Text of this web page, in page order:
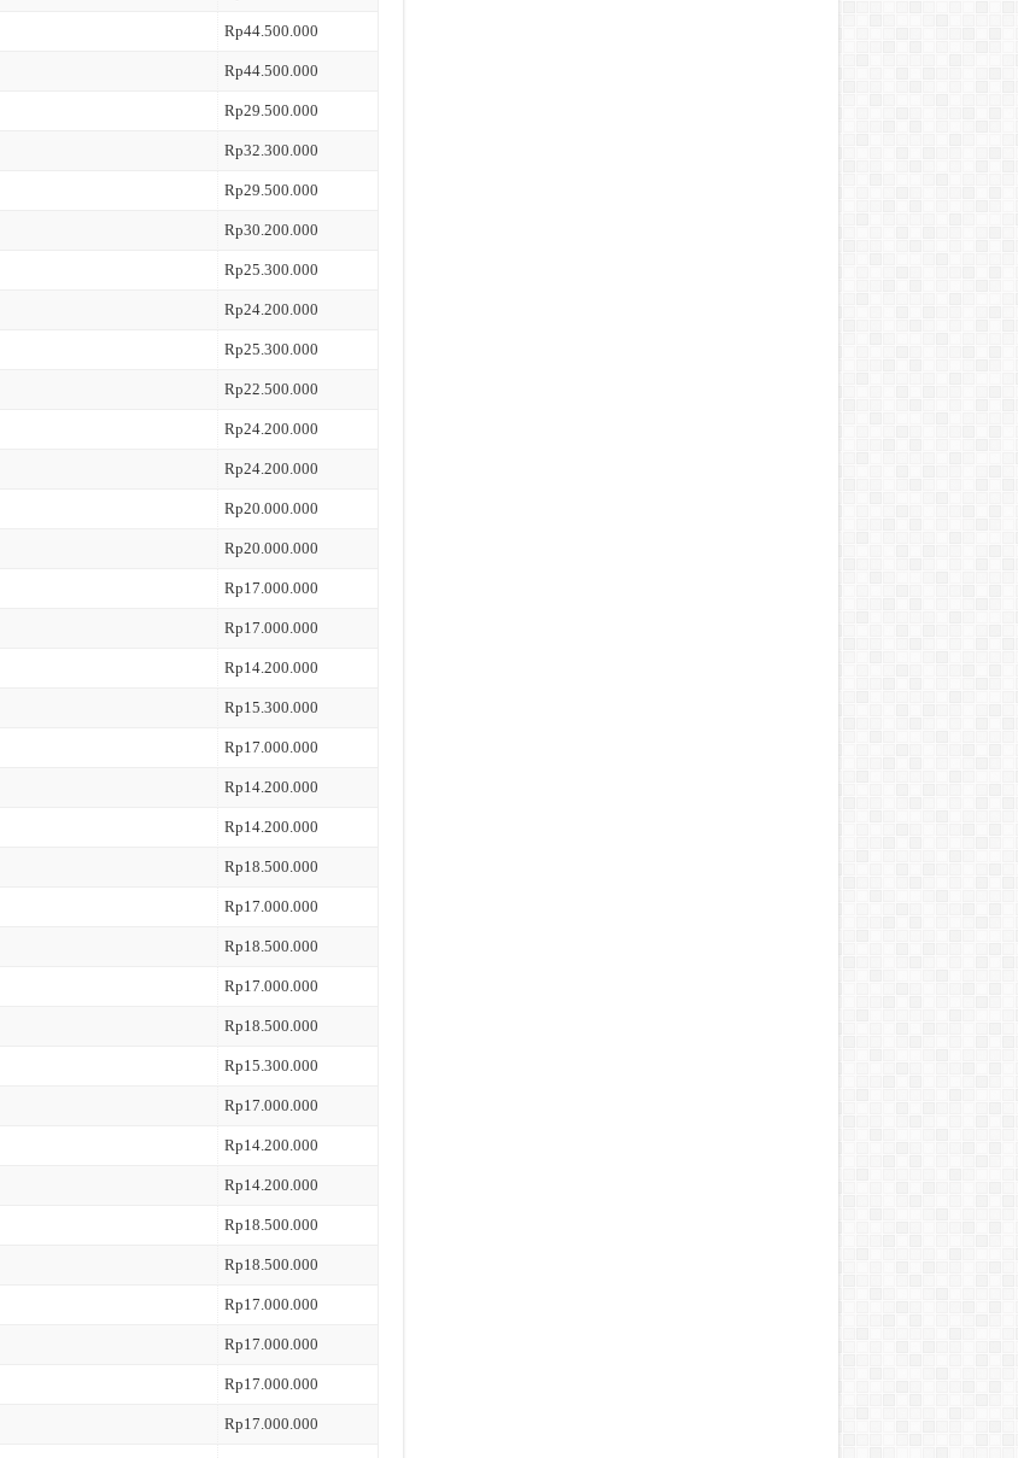
Rp44.500.000
Rp44.500.000
Rp29.500.000
Rp32.300.000
Rp29.500.000
Rp30.200.000
Rp25.300.000
Rp24.200.000
Rp25.300.000
Rp22.500.000
Rp24.200.000
Rp24.200.000
Rp20.000.000
Rp20.000.000
Rp17.000.000
Rp17.000.000
Rp14.200.000
Rp15.300.000
Rp17.000.000
Rp14.200.000
Rp14.200.000
Rp18.500.000
Rp17.000.000
Rp18.500.000
Rp17.000.000
Rp18.500.000
Rp15.300.000
Rp17.000.000
Rp14.200.000
Rp14.200.000
Rp18.500.000
Rp18.500.000
Rp17.000.000
Rp17.000.000
Rp17.000.000
Rp17.000.000